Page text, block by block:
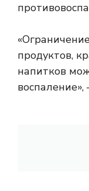
продуктов,
напитков